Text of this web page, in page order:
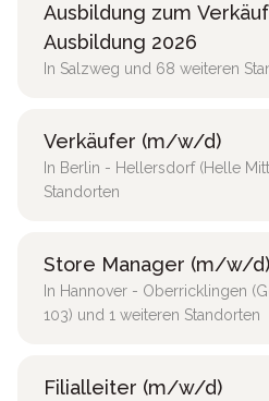
Ausbildung zum
Ausbildung 2026
In Salzweg und 68 weiteren
Verkäufer (m/w/d)
In Berlin - Hellersdorf (Helle
Standorten
Store Manager (m/w/d)
In Hannover - Oberricklingen
103) und 1 weiteren Standorten
Filialleiter (m/w/d)